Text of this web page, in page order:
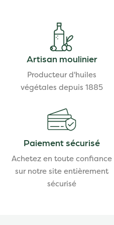
Artisan moulinier
Producteur d'huiles
végétales depuis 1885
Paiement sécurisé
Achetez en toute confiance
sur notre site entièrement
sécurisé